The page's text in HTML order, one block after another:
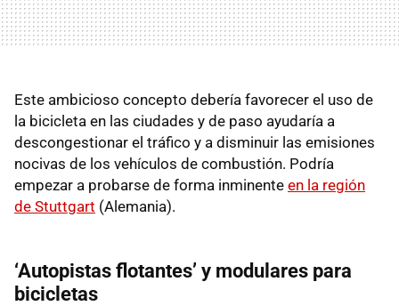
Este ambicioso concepto debería favorecer el uso de
la bicicleta en las ciudades y de paso ayudaría a
descongestionar el tráfico y a disminuir las emisiones
nocivas de los vehículos de combustión. Podría
empezar a probarse de forma inminente en la región
de Stuttgart (Alemania).
‘Autopistas flotantes’ y modulares para
bicicletas